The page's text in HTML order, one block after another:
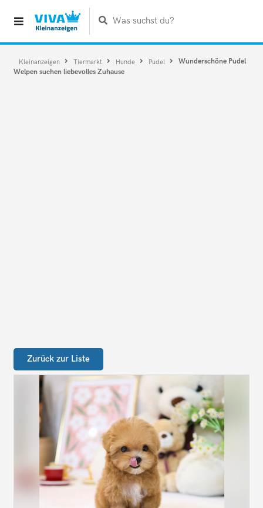
Was suchst du?
Kleinanzeigen Tiermarkt Hunde Pudel
Wunderschöne Pudel
Welpen suchen liebevolles Zuhause
Zurück zur Liste